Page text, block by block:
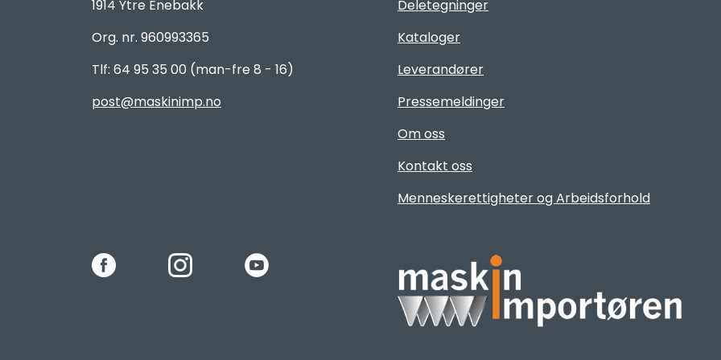
1914 Ytre Enebakk
Org. nr. 960993365
Tlf: 64 95 35 00 (man-fre 8 - 16)
post@maskinimp.no
Deletegninger
Kataloger
Leverandører
Pressemeldinger
Om oss
Kontakt oss
Menneskerettigheter og Arbeidsforhold